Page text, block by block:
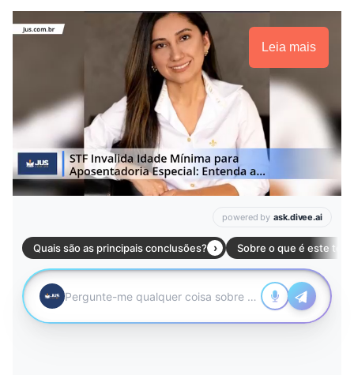
Leia mais